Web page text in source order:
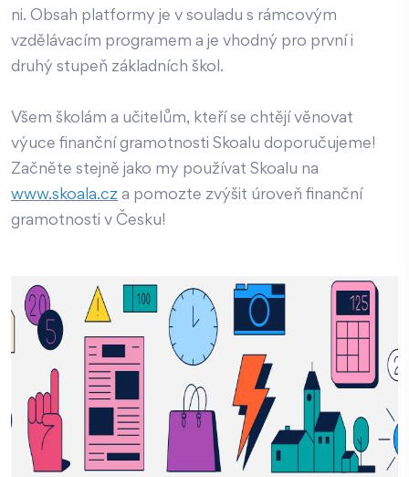
ni. Obsah platformy je v souladu s rámcovým
vzdělávacím programem a je vhodný pro první i
druhý stupeň základních škol.
Všem školám a učitelům, kteří se chtějí věnovat
výuce finanční gramotnosti Skoalu doporučujeme!
Začněte stejně jako my používat Skoalu na
www.skoala.cz a pomozte zvýšit úroveň finanční
gramotnosti v Česku!